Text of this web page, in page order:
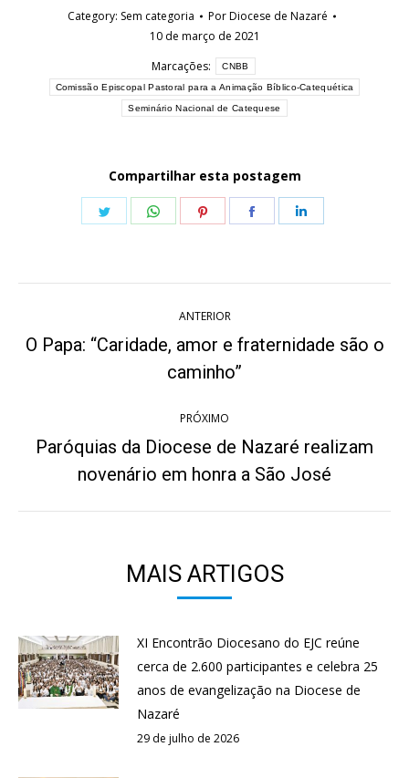
Category: Sem categoria PorDiocese de Nazaré
10 de março de 2021
Marcações:
CNBB
Comissão Episcopal Pastoral para a Animação Bíblico-Catequética
Seminário Nacional de Catequese
Compartilhar esta postagem
Share
Share
Share
Share
de
ANTERIOR
Post
anterior:
O Papa: “Caridade, amor e fraternidade são o
caminho”
PRÓXIMO
Próximo
post:
Paróquias da Diocese de Nazaré realizam
novenário em honra a São José
MAIS ARTIGOS
XI Encontrão Diocesano do EJC reúne
cerca de 2.600 participantes e celebra 25
anos de evangelização na Diocese de
Nazaré
29 de julho de 2026